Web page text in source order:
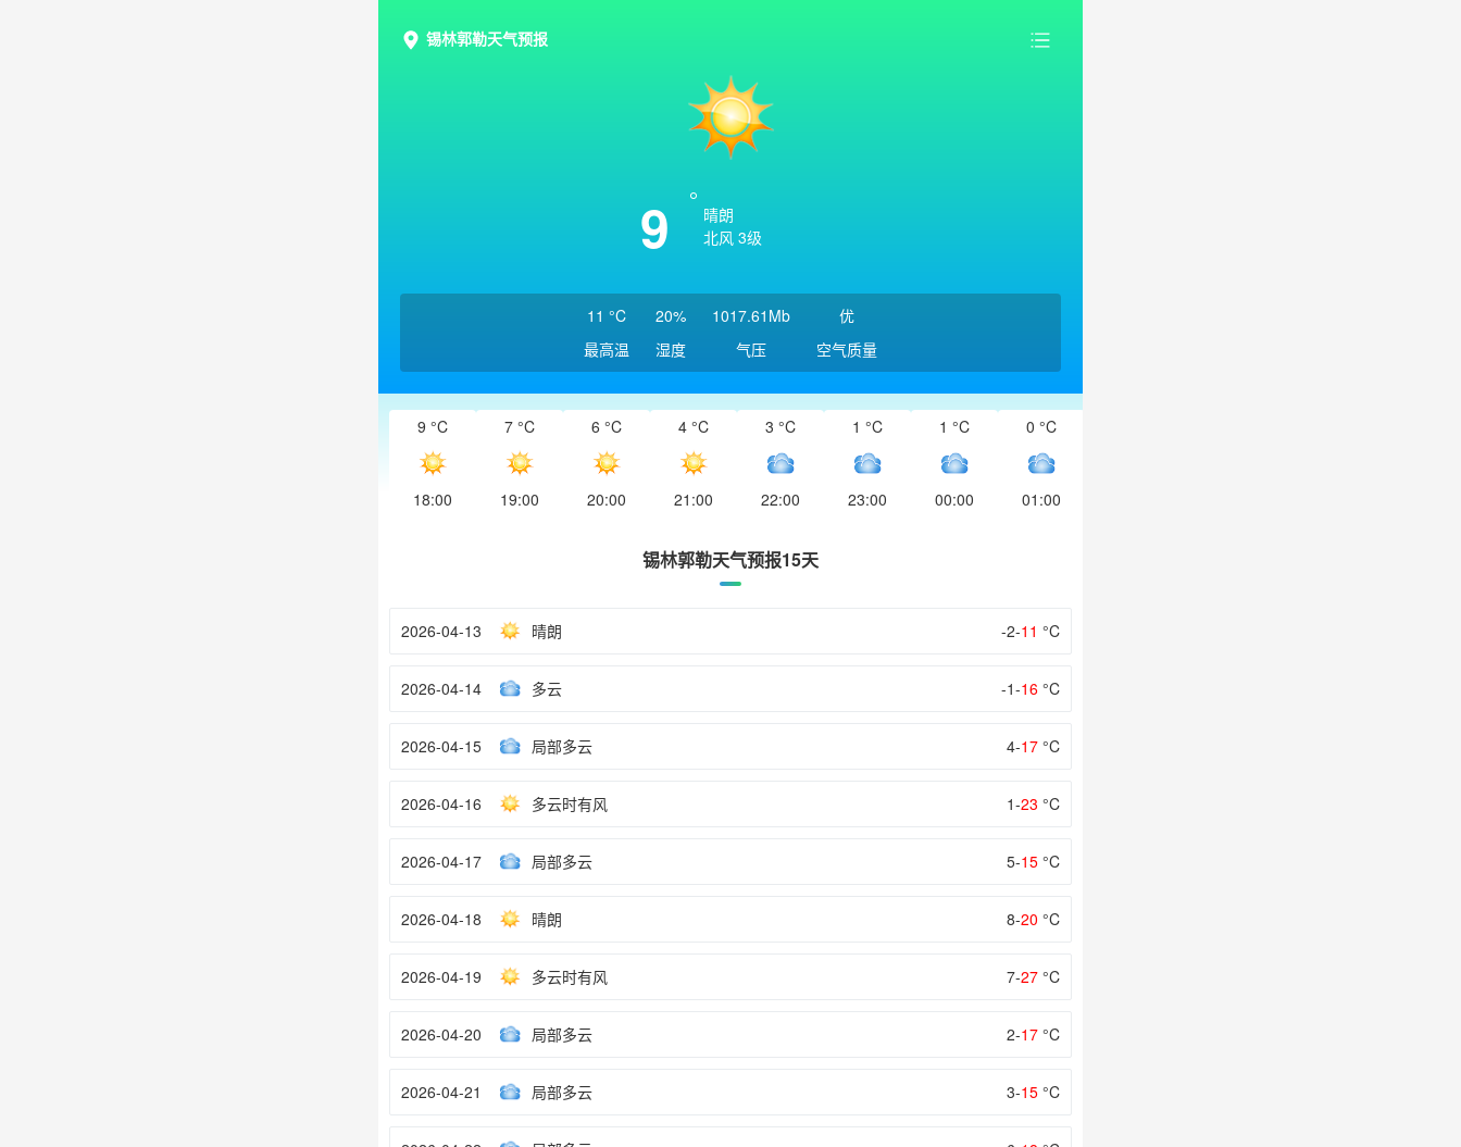
锡林郭勒天气预报
9
晴朗
北风 3级
11 °C
最高温
20%
湿度
1017.61Mb
气压
优
空气质量
9 °C
18:00
7 °C
19:00
6 °C
20:00
4 °C
21:00
3 °C
22:00
1 °C
23:00
1 °C
00:00
0 °C
01:00
锡林郭勒天气预报15天
2026-04-13 晴朗 -2-11 °C
2026-04-14 多云 -1-16 °C
2026-04-15 局部多云 4-17 °C
2026-04-16 多云时有风 1-23 °C
2026-04-17 局部多云 5-15 °C
2026-04-18 晴朗 8-20 °C
2026-04-19 多云时有风 7-27 °C
2026-04-20 局部多云 2-17 °C
2026-04-21 局部多云 3-15 °C